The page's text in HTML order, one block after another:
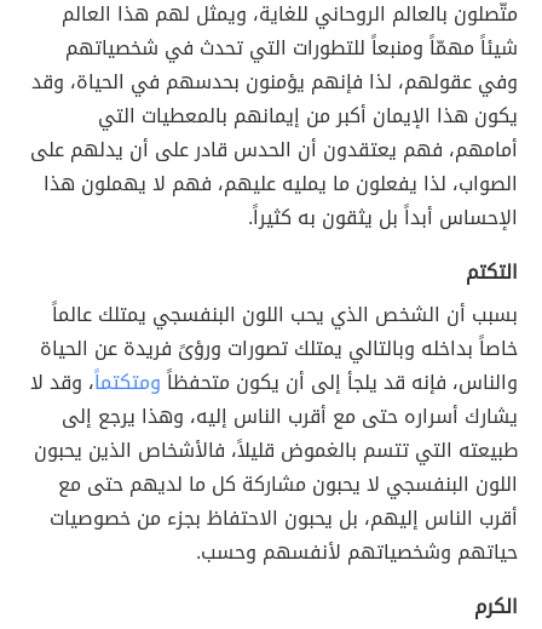
متّصلون بالعالم الروحاني للغاية، ويمثل لهم هذا العالم
شيئاً مهمّاً ومنبعاً للتطورات التي تحدث في شخصياتهم
وفي عقولهم، لذا فإنهم يؤمنون بحدسهم في الحياة، وقد
يكون هذا الإيمان أكبر من إيمانهم بالمعطيات التي
أمامهم، فهم يعتقدون أن الحدس قادر على أن يدلهم على
الصواب، لذا يفعلون ما يمليه عليهم، فهم لا يهملون هذا
الإحساس أبداً بل يثقون به كثيراً.
التكتم
بسبب أن الشخص الذي يحب اللون البنفسجي يمتلك عالماً
خاصاً بداخله وبالتالي يمتلك تصورات ورؤىً فريدة عن الحياة
والناس، فإنه قد يلجأ إلى أن يكون متحفظاًومتكتماً، وقد لا
يشارك أسراره حتى مع أقرب الناس إليه، وهذا يرجع إلى
طبيعته التي تتسم بالغموض قليلاً، فالأشخاص الذين يحبون
اللون البنفسجي لا يحبون مشاركة كل ما لديهم حتى مع
أقرب الناس إليهم، بل يحبون الاحتفاظ بجزء من خصوصيات
حياتهم وشخصياتهم لأنفسهم وحسب.
الكرم